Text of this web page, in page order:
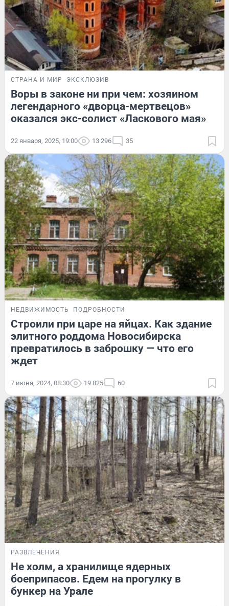
СТРАНА И МИР ЭКСКЛЮЗИВ
Воры в законе ни при чем: хозяином
легендарного «дворца-мертвецов»
оказался экс-солист «Ласкового мая»
22 января, 2025, 19:00 13 296 35
НЕДВИЖИМОСТЬ ПОДРОБНОСТИ
Строили при царе на яйцах. Как здание
элитного роддома Новосибирска
превратилось в заброшку — что его
ждет
7 июня, 2024, 08:30 19 825 60
РАЗВЛЕЧЕНИЯ
Не холм, а хранилище ядерных
боеприпасов. Едем на прогулку в
бункер на Урале